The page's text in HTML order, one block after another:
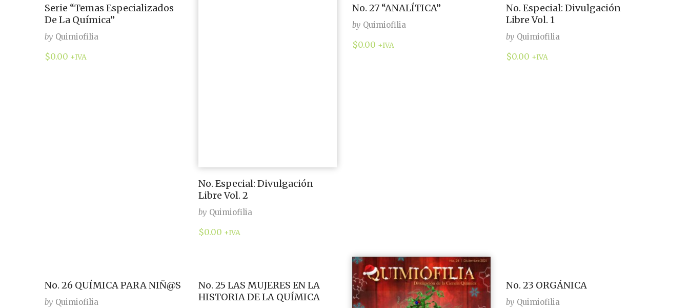
Serie “Temas Especializados
De La Química”
by Quimiofilia
$0.00 +IVA
No. Especial: Divulgación
Libre Vol. 2
by Quimiofilia
$0.00 +IVA
No. 27 “ANALÍTICA”
by Quimiofilia
$0.00 +IVA
No. Especial: Divulgación
Libre Vol. 1
by Quimiofilia
$0.00 +IVA
No. 26 QUÍMICA PARA NIÑ@S
by Quimiofilia
No. 25 LAS MUJERES EN LA
HISTORIA DE LA QUÍMICA
No. 23 ORGÁNICA
by Quimiofilia